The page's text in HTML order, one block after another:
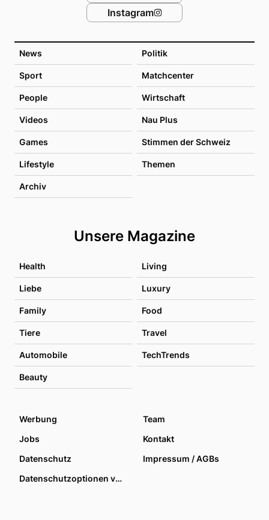
News Politik
Sport Matchcenter
People Wirtschaft
Videos Nau Plus
Games Stimmen der Schweiz
Lifestyle Themen
Archiv
Unsere Magazine
Health Living
Liebe Luxury
Family Food
Tiere Travel
Automobile TechTrends
Beauty
Instagram
Werbung
Team
Jobs
Kontakt
Datenschutz
Impressum / AGBs
Datenschutzoptionen verwalten